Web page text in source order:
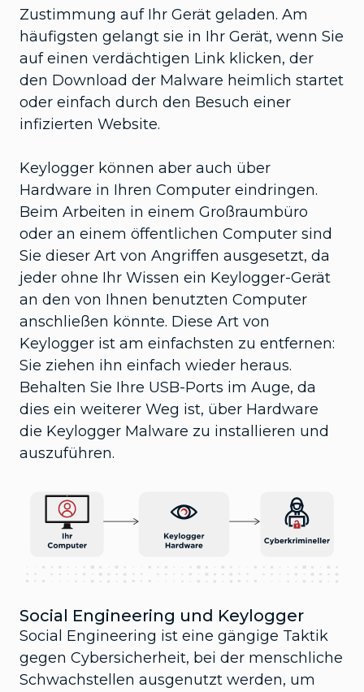
Zustimmung auf Ihr Gerät geladen. Am
häufigsten gelangt sie in Ihr Gerät, wenn Sie
auf einen verdächtigen Link klicken, der
den Download der Malware heimlich startet
oder einfach durch den Besuch einer
infizierten Website.
Keylogger können aber auch über
Hardware in Ihren Computer eindringen.
Beim Arbeiten in einem Großraumbüro
oder an einem öffentlichen Computer sind
Sie dieser Art von Angriffen ausgesetzt, da
jeder ohne Ihr Wissen ein Keylogger-Gerät
an den von Ihnen benutzten Computer
anschließen könnte. Diese Art von
Keylogger ist am einfachsten zu entfernen:
Sie ziehen ihn einfach wieder heraus.
Behalten Sie Ihre USB-Ports im Auge, da
dies ein weiterer Weg ist, über Hardware
die Keylogger Malware zu installieren und
auszuführen.
Social Engineering und Keylogger
Social Engineering ist eine gängige Taktik
gegen Cybersicherheit, bei der menschliche
Schwachstellen ausgenutzt werden, um